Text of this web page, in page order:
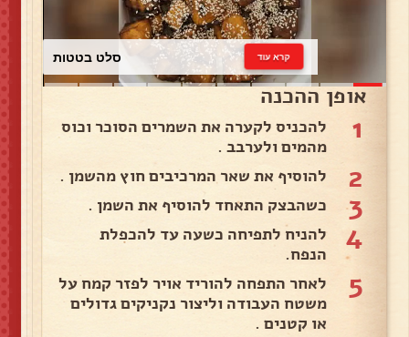
כרוב לבן קרא עוד
אופן ההכנה
1
להכניס לקערה את השמרים הסוכר וכוס
מהמים ולערבב .
2 להוסיף את שאר המרכיבים חוץ מהשמן .
3 כשהבצק התאחד להוסיף את השמן .
4
להניח לתפיחה כשעה עד להכפלת
הנפח.
5
לאחר התפחה להוריד אויר לפזר קמח על
משטח העבודה וליצור נקניקים גדולים
או קטנים .